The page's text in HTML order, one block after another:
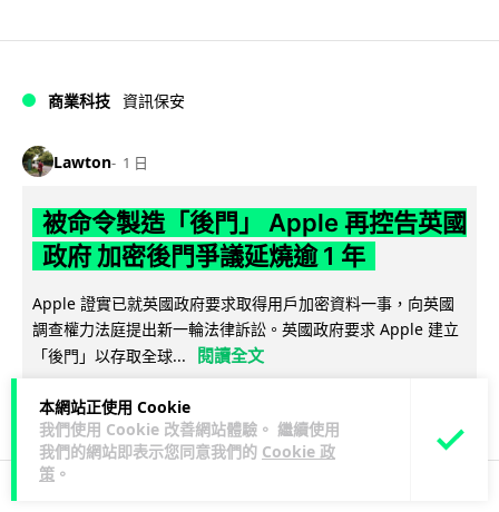
本網站正使用 Cookie
我們使用 Cookie 改善網站體驗。 繼續使用
我們的網站即表示您同意我們的 Cookie 政
策 。
商業科技 資訊保安
Lawton 1 日
被命令製造「後門」 Apple 再控告英國
政府 加密後門爭議延燒逾 1 年
Apple 證實已就英國政府要求取得用戶加密資料一事，向英國
調查權力法庭提出新一輪法律訴訟。英國政府要求 Apple 建立
「後門」以存取全球...
閱讀全文
307 40 ↗ 分享